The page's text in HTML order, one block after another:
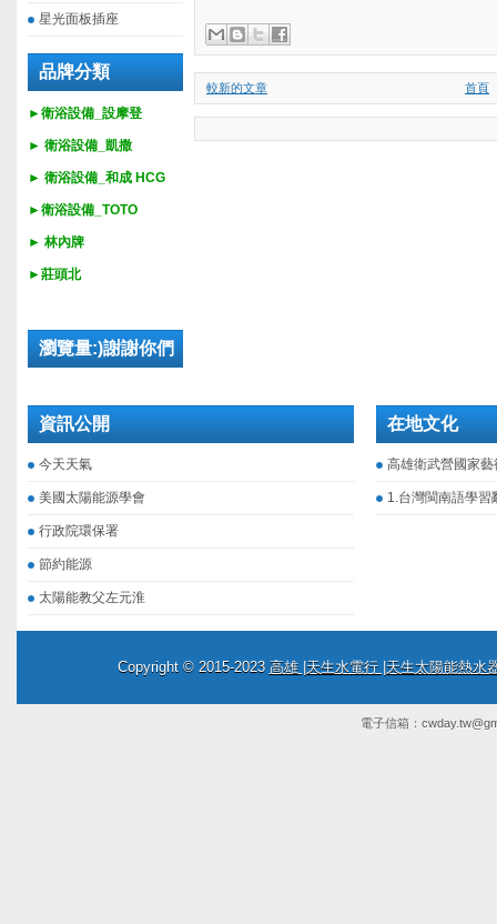
星光面板插座
品牌分類
►衛浴設備_設摩登
► 衛浴設備_ 凱撒
► 衛浴設備_ 和成 HCG
►衛浴設備_ TOTO
► 林內牌
►莊頭北
瀏覽量:)謝謝你們
較新的文章 首頁
資訊公開
今天天氣
美國太陽能源學會
行政院環保署
節約能源
太陽能教父左元淮
在地文化
高雄衛武營國家藝
1.台灣閩南語學習
Copyright © 2015-2023 高雄 |天生水電行 |天生太陽能熱水
電子信箱：